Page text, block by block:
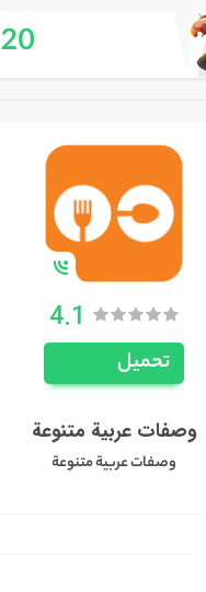
20
4.1
تحميل
وصفات عربية متنوعة
وصفات عربية متنوعة